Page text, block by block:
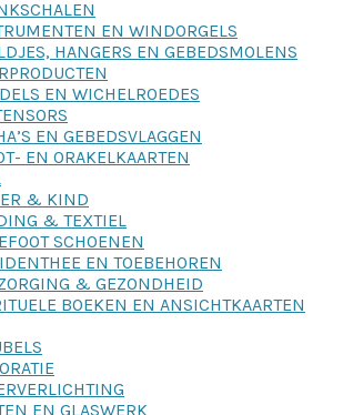
EN WINDORGELS
HANGERS EN GEBEDSMOLENS
EN WICHELROEDES
EN GEBEDSVLAGGEN
EN ORAKELKAARTEN
& KIND
& TEXTIEL
SCHOENEN
EN TOEBEHOREN
& GEZONDHEID
BOEKEN EN ANSICHTKAARTEN
EN GLASWERK